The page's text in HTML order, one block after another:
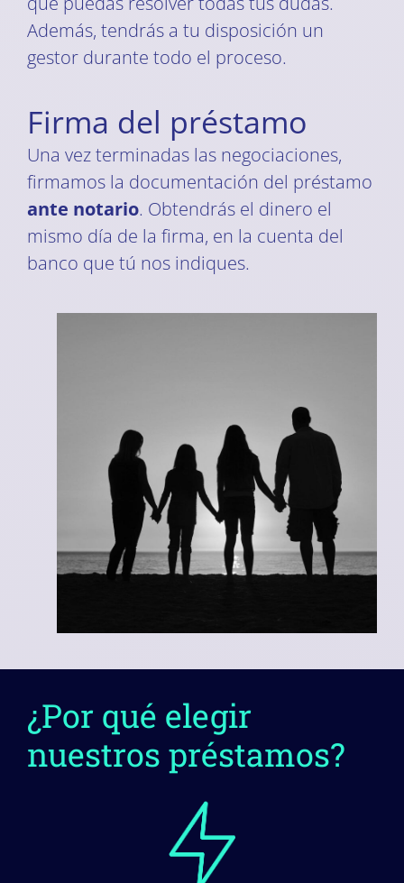
Además, tendrás a tu disposición un
gestor durante todo el proceso.
Firma del préstamo
Una vez terminadas las negociaciones,
firmamos la documentación del préstamo
ante notario. Obtendrás el dinero el
mismo día de la firma, en la cuenta del
banco que tú nos indiques.
¿Por qué elegir
nuestros préstamos?